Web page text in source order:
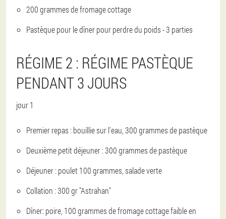
200 grammes de fromage cottage
Pastèque pour le dîner pour perdre du poids - 3 parties
RÉGIME 2 : RÉGIME PASTÈQUE
PENDANT 3 JOURS
jour 1
Premier repas : bouillie sur l'eau, 300 grammes de pastèque
Deuxième petit déjeuner : 300 grammes de pastèque
Déjeuner : poulet 100 grammes, salade verte
Collation : 300 gr "Astrahan"
Dîner: poire, 100 grammes de fromage cottage faible en